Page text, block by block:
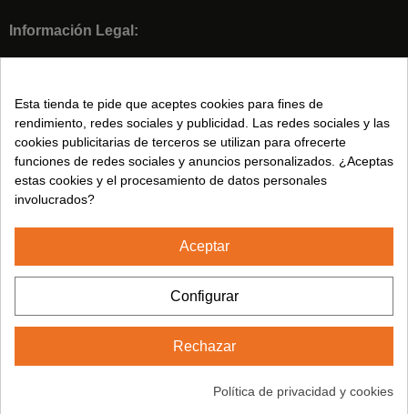
Información Legal:
Política de privacidad
Política de Cookies
Síguenos en:
2024© CUMSA - Todos los derechos reservados
Esta tienda te pide que aceptes cookies para fines de
rendimiento, redes sociales y publicidad. Las redes sociales y las
cookies publicitarias de terceros se utilizan para ofrecerte
funciones de redes sociales y anuncios personalizados. ¿Aceptas
estas cookies y el procesamiento de datos personales
involucrados?
Aceptar
Configurar
Rechazar
Política de privacidad y cookies